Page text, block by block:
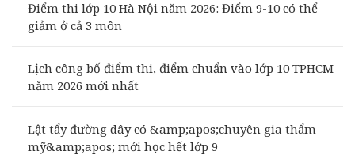
Điểm thi lớp 10 Hà Nội năm 2026: Điểm 9-10 có thể
giảm ở cả 3 môn
Lịch công bố điểm thi, điểm chuẩn vào lớp 10 TPHCM
năm 2026 mới nhất
Lật tẩy đường dây có &amp;apos;chuyên gia thẩm
mỹ&amp;apos; mới học hết lớp 9